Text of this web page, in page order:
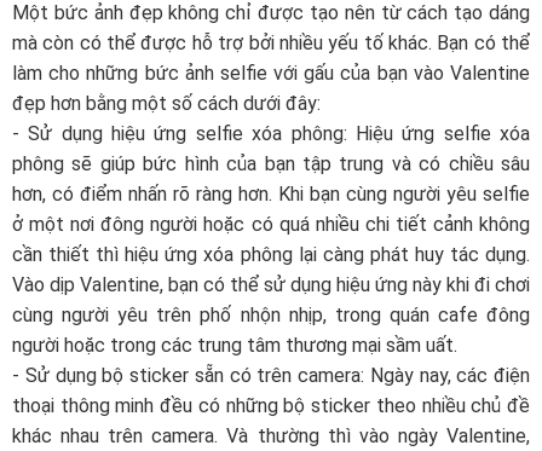
Một bức ảnh đẹp không chỉ được tạo nên từ cách tạo dáng
mà còn có thể được hỗ trợ bởi nhiều yếu tố khác. Bạn có thể
làm cho những bức ảnh selfie với gấu của bạn vào Valentine
đẹp hơn bằng một số cách dưới đây:
- Sử dụng hiệu ứng selfie xóa phông: Hiệu ứng selfie xóa
phông sẽ giúp bức hình của bạn tập trung và có chiều sâu
hơn, có điểm nhấn rõ ràng hơn. Khi bạn cùng người yêu selfie
ở một nơi đông người hoặc có quá nhiều chi tiết cảnh không
cần thiết thì hiệu ứng xóa phông lại càng phát huy tác dụng.
Vào dịp Valentine, bạn có thể sử dụng hiệu ứng này khi đi chơi
cùng người yêu trên phố nhộn nhịp, trong quán cafe đông
người hoặc trong các trung tâm thương mại sầm uất.
- Sử dụng bộ sticker sẵn có trên camera: Ngày nay, các điện
thoại thông minh đều có những bộ sticker theo nhiều chủ đề
khác nhau trên camera. Và thường thì vào ngày Valentine,